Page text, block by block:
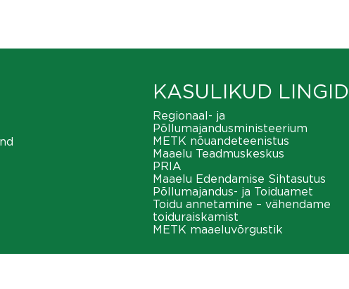
KASULIKUD LINGID
Regionaal- ja
Põllumajandusministeerium
METK nõuandeteenistus
Maaelu Teadmuskeskus
PRIA
Maaelu Edendamise Sihtasutus
Põllumajandus- ja Toiduamet
Toidu annetamine – vähendame
toiduraiskamist
METK maaeluvõrgustik